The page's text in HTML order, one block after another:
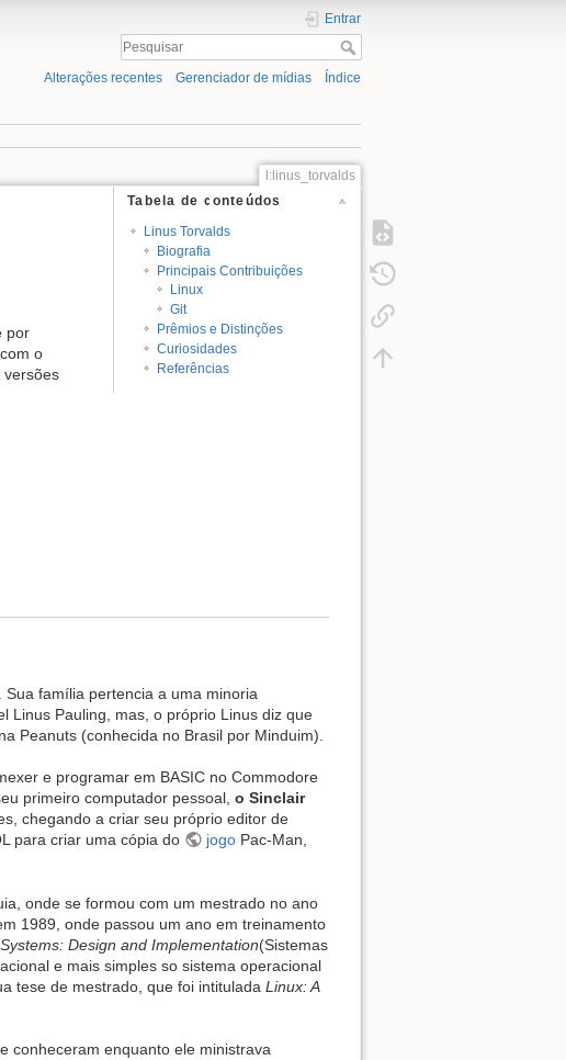
Entrar
Alterações recentes Gerenciador de mídias Índice
l:linus_torvalds
Tabela de conteúdos
Linus Torvalds
Biografia
Principais Contribuições
Linux
Git
Prêmios e Distinções
Curiosidades
Referências
por
o
família pertencia a uma minoria
Linus Pauling, mas, o próprio Linus diz que
Peanuts (conhecida no Brasil por Minduim).
e programar em BASIC no Commodore
primeiro computador pessoal, o Sinclair
chegando a criar seu próprio editor de
para criar uma cópia do jogoPac-Man,
onde se formou com um mestrado no ano
1989, onde passou um ano em treinamento
Design and Implementation(Sistemas
e mais simples so sistema operacional
tese de mestrado, que foi intitulada Linux: A
conheceram enquanto ele ministrava